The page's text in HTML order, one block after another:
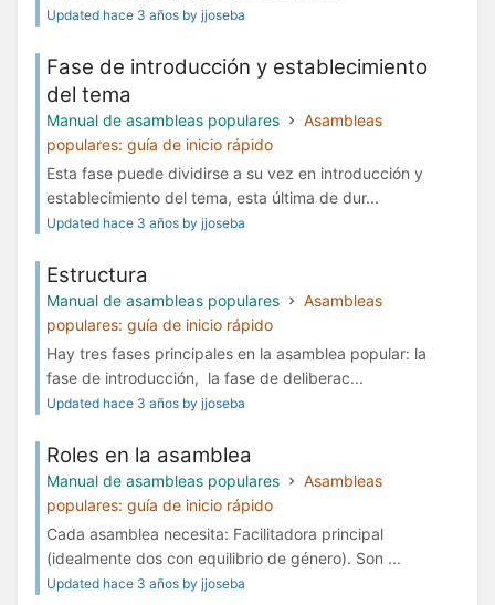
Updated hace 3 años by jjoseba
Fase de introducción y establecimiento
del tema
Manual de asambleas populares
Asambleas
populares: guía de inicio rápido
Esta fase puede dividirse a su vez en introducción y
establecimiento del tema, esta última de dur...
Updated hace 3 años by jjoseba
Estructura
Manual de asambleas populares
Asambleas
populares: guía de inicio rápido
Hay tres fases principales en la asamblea popular: la
fase de introducción, la fase de deliberac...
Updated hace 3 años by jjoseba
Roles en la asamblea
Manual de asambleas populares
Asambleas
populares: guía de inicio rápido
Cada asamblea necesita: Facilitadora principal
(idealmente dos con equilibrio de género). Son ...
Updated hace 3 años by jjoseba